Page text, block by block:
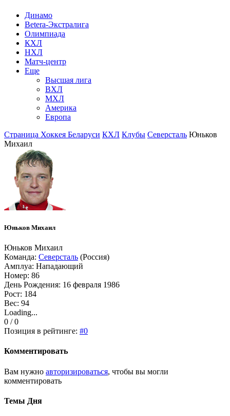
Динамо
Betera-Экстралига
Олимпиада
КХЛ
НХЛ
Матч-центр
Еще
Высшая лига
ВХЛ
МХЛ
Америка
Европа
Страница Хоккея Беларуси КХЛ Клубы Северсталь Юньков
Михаил
Юньков Михаил
Юньков Михаил
Команда: Северсталь (Россия)
Амплуа: Нападающий
Номер: 86
День Рождения: 16 февраля 1986
Рост: 184
Вес: 94
Loading...
0 / 0
Позиция в рейтинге: #0
Комментировать
Вам нужно авторизироваться, чтобы вы могли
комментировать
Темы Дня